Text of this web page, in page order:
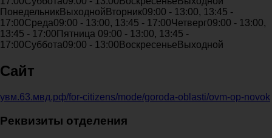
ПонедельникВыходной Вторник09:00 - 13:00, 13:45 -
17:00Среда09:00 - 13:00, 13:45 - 17:00Четверг09:00 - 13:00,
13:45 - 17:00 Пятница 09:00 - 13:00, 13:45 -
17:00Суббота09:00 - 13:00 Воскресенье Выходной
Сайт
увм.63.мвд.рф/for-citizens/mode/goroda-oblasti/ovm-op-novok
Реквизиты отделения